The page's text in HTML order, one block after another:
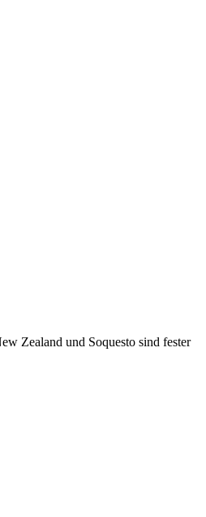
Zealand und Soquesto sind fester